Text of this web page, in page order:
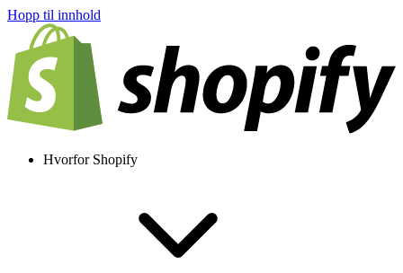
Hopp til innhold
Hvorfor Shopify